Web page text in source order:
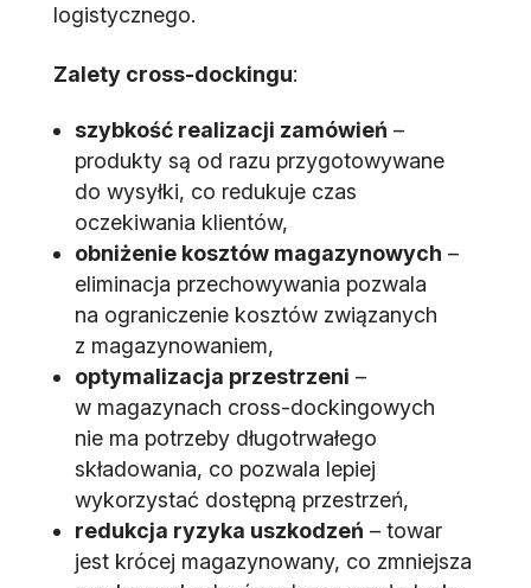
logistycznego.
Zalety cross-dockingu:
szybkość realizacji zamówień –
produkty są od razu przygotowywane
do wysyłki, co redukuje czas
oczekiwania klientów,
obniżenie kosztów magazynowych –
eliminacja przechowywania pozwala
na ograniczenie kosztów związanych
z magazynowaniem,
optymalizacja przestrzeni –
w magazynach cross-dockingowych
nie ma potrzeby długotrwałego
składowania, co pozwala lepiej
wykorzystać dostępną przestrzeń,
redukcja ryzyka uszkodzeń – towar
jest krócej magazynowany, co zmniejsza